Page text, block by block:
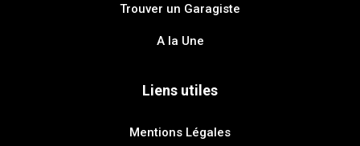
Trouver un Garagiste
A la Une
Liens utiles
Mentions Légales